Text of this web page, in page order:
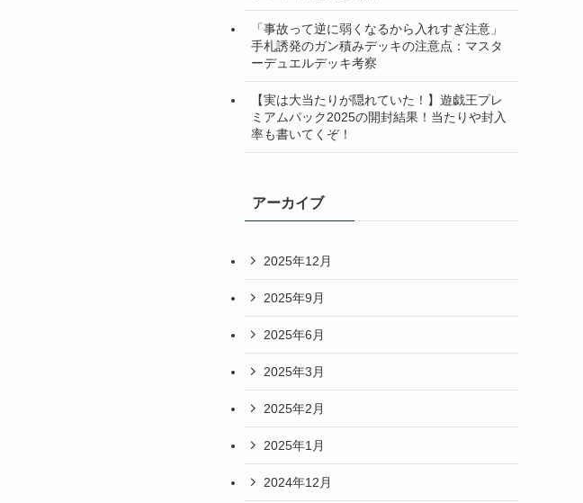
「事故って逆に弱くなるから入れすぎ注意」
手札誘発のガン積みデッキの注意点：マスタ
ーデュエルデッキ考察
【実は大当たりが隠れていた！】遊戯王プレ
ミアムパック2025の開封結果！当たりや封入
率も書いてくぞ！
アーカイブ
2025年12月
2025年9月
2025年6月
2025年3月
2025年2月
2025年1月
2024年12月